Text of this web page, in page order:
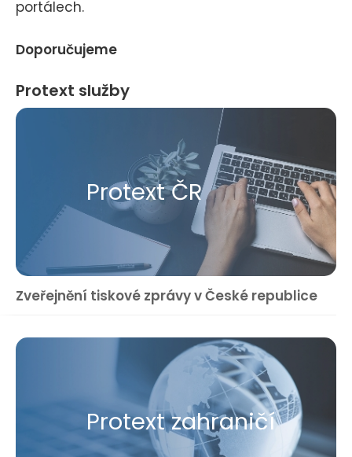
portálech.
Doporučujeme
Protext služby
Protext ČR
Zveřejnění tiskové zprávy v České republice
Protext zahraničí